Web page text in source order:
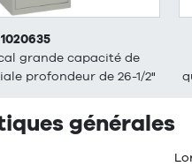
1020635
grande capacité de
profondeur de 26-1/2"
générales